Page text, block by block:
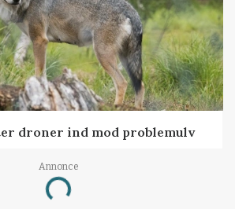
droner ind mod problemulv
Annonce
Loading...